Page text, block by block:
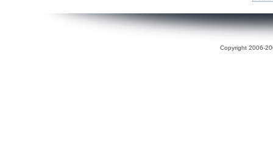
Copyright 2006-